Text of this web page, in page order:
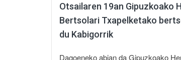
Otsailaren 19an Gipuzkoako
Bertsolari Txapelketako
du Kabigorrik
Dagoeneko abian da Gipuzkoako